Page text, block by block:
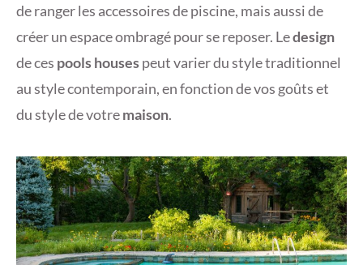
de ranger les accessoires de piscine, mais aussi de
créer un espace ombragé pour se reposer. Ledesign
de ces pools housespeut varier du style traditionnel
au style contemporain, en fonction de vos goûts et
du style de votremaison.